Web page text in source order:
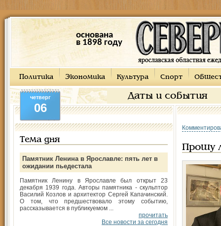
основана
в 1898 году
Политика Экономика Культура Спорт
Даты и события
четверг
06
Тема дня
Памятник Ленина в Ярославле: пять лет в
ожидании пьедестала
Памятник Ленину в Ярославле был открыт 23
декабря 1939 года. Авторы памятника - скульптор
Василий Козлов и архитектор Сергей Капачинский.
О том, что предшествовало этому событию,
рассказывается в публикуемом ...
прочитать
Все новости за сегодня
Прошу